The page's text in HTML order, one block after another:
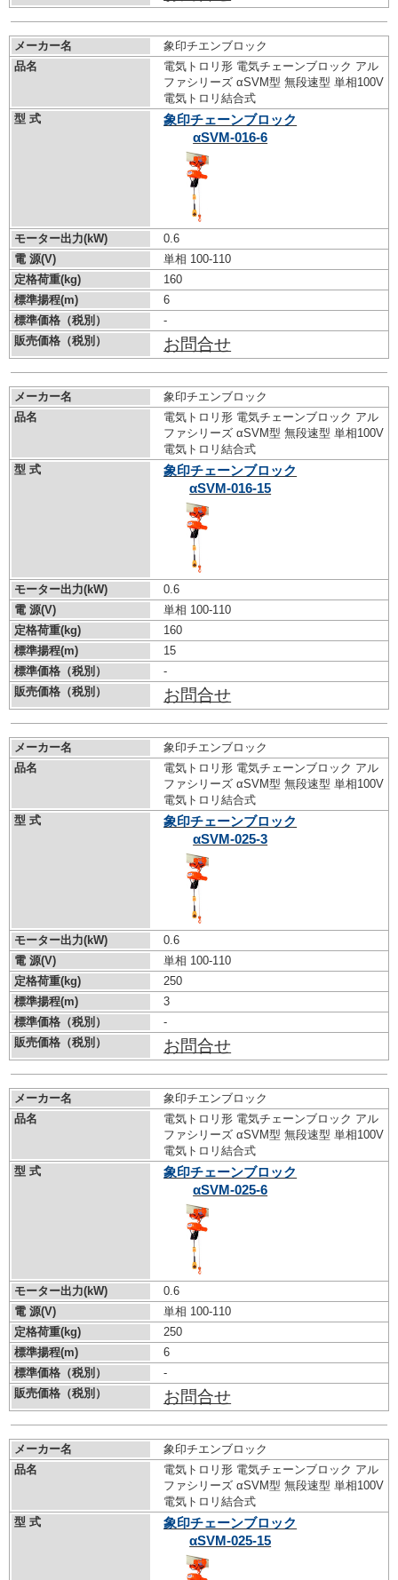
メーカー名
象印チエンブロック
品名
電気トロリ形 電気チェーンブロック アル
ファシリーズ αSVM型 無段速型 単相100V
電気トロリ結合式
型 式
象印チェーンブロック
αSVM-016-6
モーター出力(kW)
0.6
電 源(V)
単相 100-110
定格荷重(kg)
160
標準揚程(m)
6
標準価格（税別）
-
販売価格（税別）
お問合せ
メーカー名
象印チエンブロック
品名
電気トロリ形 電気チェーンブロック アル
ファシリーズ αSVM型 無段速型 単相100V
電気トロリ結合式
型 式
象印チェーンブロック
αSVM-016-15
モーター出力(kW)
0.6
電 源(V)
単相 100-110
定格荷重(kg)
160
標準揚程(m)
15
標準価格（税別）
-
販売価格（税別）
お問合せ
メーカー名
象印チエンブロック
品名
電気トロリ形 電気チェーンブロック アル
ファシリーズ αSVM型 無段速型 単相100V
電気トロリ結合式
型 式
象印チェーンブロック
αSVM-025-3
モーター出力(kW)
0.6
電 源(V)
単相 100-110
定格荷重(kg)
250
標準揚程(m)
3
標準価格（税別）
-
販売価格（税別）
お問合せ
メーカー名
象印チエンブロック
品名
電気トロリ形 電気チェーンブロック アル
ファシリーズ αSVM型 無段速型 単相100V
電気トロリ結合式
型 式
象印チェーンブロック
αSVM-025-6
モーター出力(kW)
0.6
電 源(V)
単相 100-110
定格荷重(kg)
250
標準揚程(m)
6
標準価格（税別）
-
販売価格（税別）
お問合せ
メーカー名
象印チエンブロック
品名
電気トロリ形 電気チェーンブロック アル
ファシリーズ αSVM型 無段速型 単相100V
電気トロリ結合式
型 式
象印チェーンブロック
αSVM-025-15